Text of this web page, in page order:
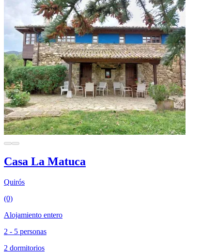
Casa La Matuca
Quirós
(0)
Alojamiento entero
2 - 5 personas
2 dormitorios